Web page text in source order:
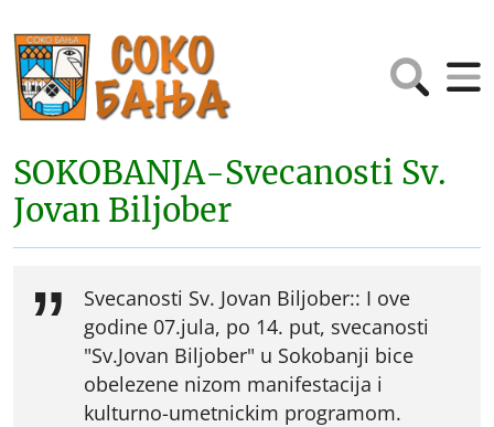
SOKOBANJA-Svecanosti Sv.
Jovan Biljober
Svecanosti Sv. Jovan Biljober:: I ove
godine 07.jula, po 14. put, svecanosti
"Sv.Jovan Biljober" u Sokobanji bice
obelezene nizom manifestacija i
kulturno-umetnickim programom.